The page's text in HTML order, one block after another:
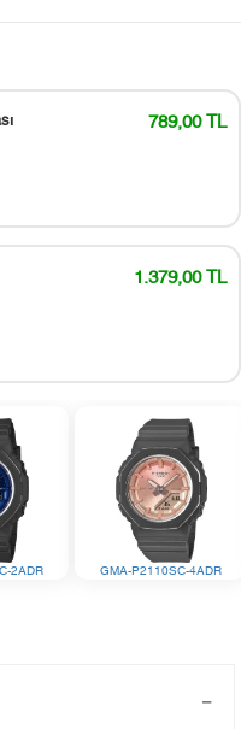
789,00 TL
1.379,00 TL
2ADR GMA-P2110SC-4ADR